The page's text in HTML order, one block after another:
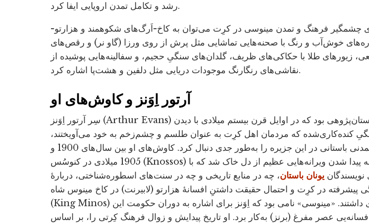
رشد و تکامل تمدن اروپایی ایفا کرد.
چشمگیر فرهنگ و تمدن مینوسی در کرِت می‌توان به کاخ-اَرگ‌های شکوهمند و هزارتو-
خوش‌آب و رنگ با صحنه‌هایی تماشایی مثل پرش از روی ورزا (گاو نر) و رقص‌های
زیورهای طلا با حکاکی‌های ظریف، گلدان‌های سنگیِ حجیم، و سفالینه‌هایی پوشیده از
نقاشی‌های رنگارنگ موجودات دریایی مثل دلفین و هشت‌پا اشاره کرد.
آرتور اِوَنز و کاوش‌های او
سِر آرتور اِوَنز (Arthur Evans) نخستین باستان‌پژوهی بود که در اوایل قرن بیستم میلادی با دیدن
کنده‌کاری‌شده که مردمان اهل کرِت به عنوان طلسم و چشم‌زخم به خود می‌آویختند،
نظریۀ وجود تمدنی باستانی در این جزیره را به‌طور جدی دنبال کرد. کاوش‌های او بین سال‌های 1900 و
1905 میلادی در کنوسُس (Knossos) منجر به پیدا شدن ویرانه‌هایی عظیم از دل خاک شد که با
یونان باستان، چه در منابع تاریخی و چه در سنت‌های اسطوره‌شناختی، دربارۀ
پیشرفته در کرِت و احتمال حقیقت داشتنِ افسانۀ هزارتو (لابیرنت) در کاخ مینوس شاه
(King Minos) هماهنگی زیادی داشتند. «مینوسی» نامی بود که اِوَنز برای اشاره به دوران حکومت این
عصر مفرغ (برنز) به‌کار برد. او تاریخ پیدایش و زوال فرهنگ کِرتی را، بر اساس